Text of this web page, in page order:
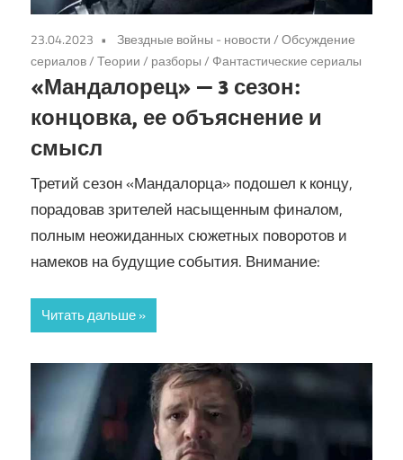
23.04.2023 Звездные войны - новости/Обсуждение
сериалов/Теории / разборы/ Фантастические сериалы
«Мандалорец» — 3 сезон:
концовка, ее объяснение и
смысл
Третий сезон «Мандалорца» подошел к концу,
порадовав зрителей насыщенным финалом,
полным неожиданных сюжетных поворотов и
намеков на будущие события. Внимание:
Читать дальше